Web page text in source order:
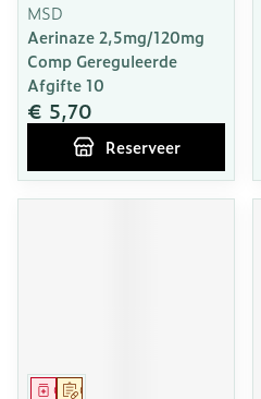
MSD
Aerinaze 2,5mg/120mg
Comp Gereguleerde
Afgifte 10
€ 5,70
Reserveer
Op voorschrift
Geneesmiddel